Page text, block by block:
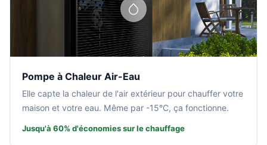
Pompe à Chaleur Air-Eau
Elle capte la chaleur de l'air extérieur pour chauffer votre
maison et votre eau. Même par -15°C, ça fonctionne.
Jusqu'à 60% d'économies sur le chauffage